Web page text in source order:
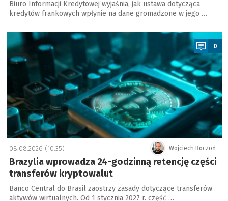
Biuro Informacji Kredytowej wyjaśnia, jak ustawa dotycząca
kredytów frankowych wpłynie na dane gromadzone w jego …
a
0
Wojciech Boczoń
08.08.2026 (10:35)
Brazylia wprowadza 24-godzinną retencję części
transferów kryptowalut
Banco Central do Brasil zaostrzy zasady dotyczące transferów
aktywów wirtualnych. Od 1 stycznia 2027 r. część …